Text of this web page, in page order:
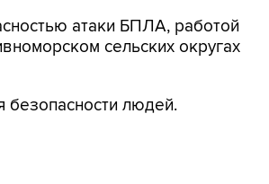
атаки БПЛА, работой
сельских округах
безопасности людей.